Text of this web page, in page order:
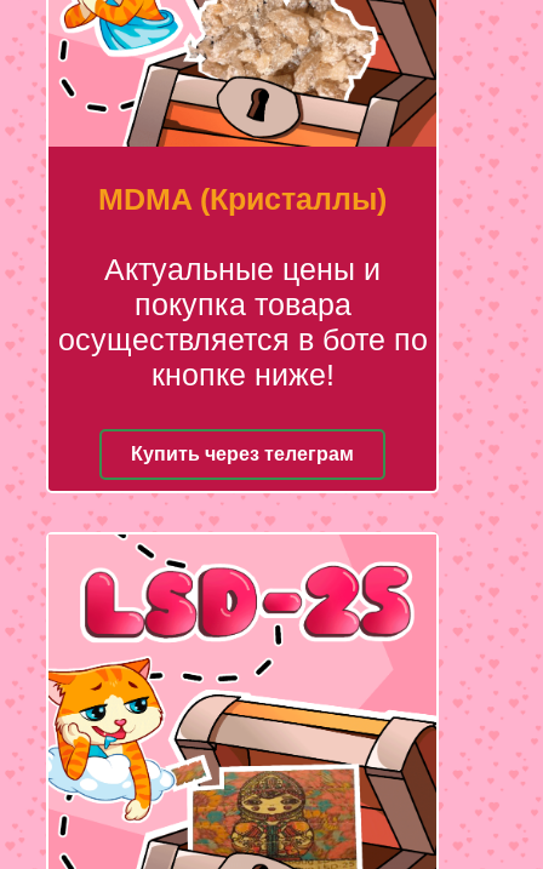
MDMA (Кристаллы)
Актуальные цены и
покупка товара
осуществляется в боте по
кнопке ниже!
Купить через телеграм